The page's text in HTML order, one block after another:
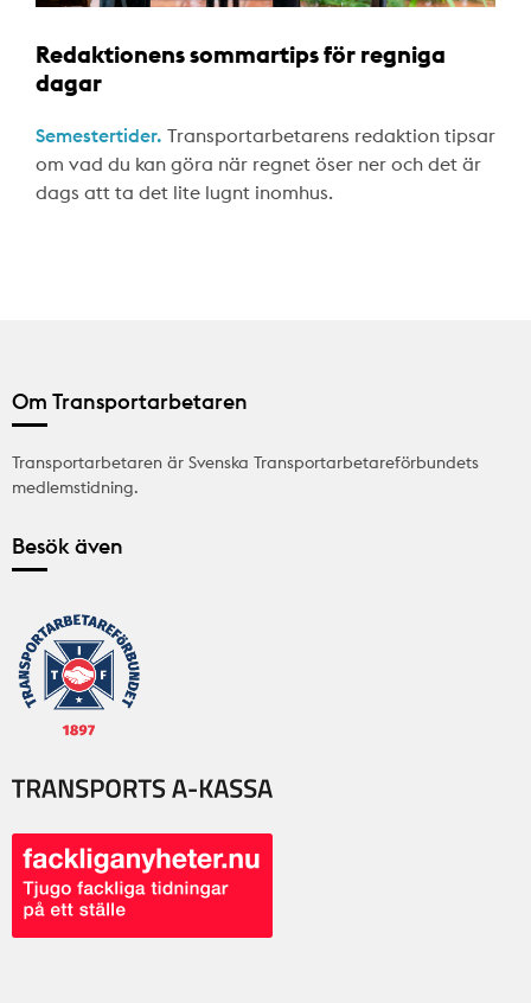
Redaktionens sommartips för regniga
dagar
Semestertider. Transportarbetarens redaktion tipsar
om vad du kan göra när regnet öser ner och det är
dags att ta det lite lugnt inomhus.
Om Transportarbetaren
Transportarbetaren är Svenska Transportarbetareförbundets
medlemstidning.
Besök även